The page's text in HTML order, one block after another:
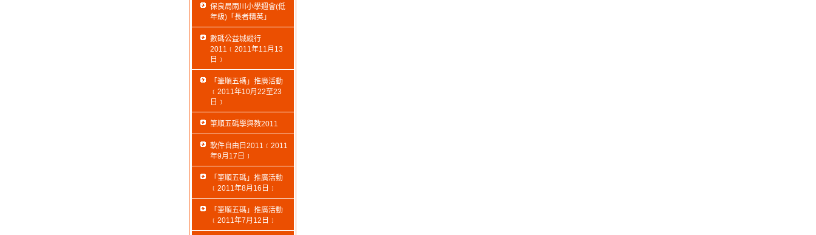
保良局雨川小學週會(低
年級)「長者精英」
數碼公益城縱行
2011﹝2011年11月13
日﹞
「筆順五碼」推廣活動
﹝2011年10月22至23
日﹞
筆順五碼學與教2011
軟件自由日2011﹝2011
年9月17日﹞
「筆順五碼」推廣活動
﹝2011年8月16日﹞
「筆順五碼」推廣活動
﹝2011年7月12日﹞